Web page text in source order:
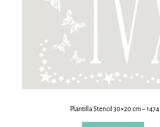
Plantilla Stencil 30×20 cm – 1474